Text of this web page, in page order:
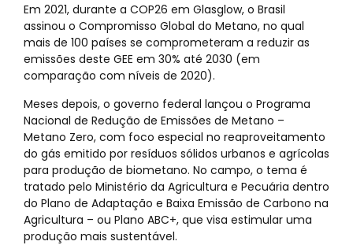
Em 2021, durante a COP26 em Glasglow, o Brasil
assinou o Compromisso Global do Metano, no qual
mais de 100 países se comprometeram a reduzir as
emissões deste GEE em 30% até 2030 (em
comparação com níveis de 2020).
Meses depois, o governo federal lançou o Programa
Nacional de Redução de Emissões de Metano –
Metano Zero, com foco especial no reaproveitamento
do gás emitido por resíduos sólidos urbanos e agrícolas
para produção de biometano. No campo, o tema é
tratado pelo Ministério da Agricultura e Pecuária dentro
do Plano de Adaptação e Baixa Emissão de Carbono na
Agricultura – ou Plano ABC+, que visa estimular uma
produção mais sustentável.